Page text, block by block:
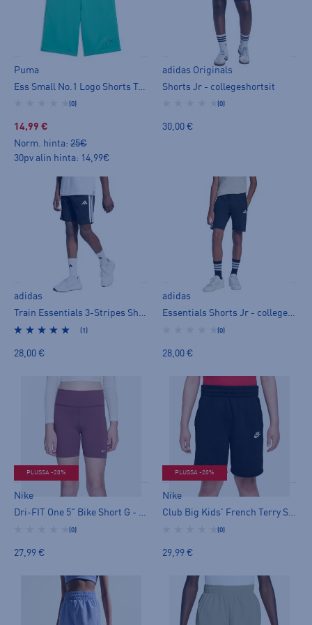
Puma
Ess Small No.1 Logo Shorts Tr Jr - shortsit
(0)
14,99 €
Norm. hinta: 25€
30pv alin hinta: 14,99€
adidas Originals
Shorts Jr - collegeshortsit
(0)
30,00 €
adidas
Train Essentials 3-Stripes Shorts Jr - shortsit
(1)
28,00 €
adidas
Essentials Shorts Jr - collegeshortsit
(0)
28,00 €
PLUSSA -20%
Nike
Dri-FIT One 5" Bike Short G - shortsit
(0)
27,99 €
PLUSSA -20%
Nike
Club Big Kids' French Terry Shorts Jr - collegeshortsit
(0)
29,99 €